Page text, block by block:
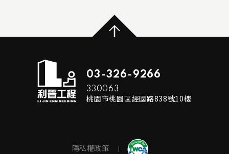
03-326-9266
330063
桃園市桃園區經國路838號10樓
隱私權政策